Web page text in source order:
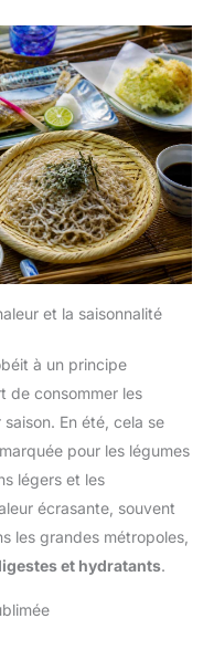
et la saisonnalité
à un principe
de consommer les
En été, cela se
pour les légumes
légers et les
écrasante, souvent
les grandes métropoles,
et hydratants.